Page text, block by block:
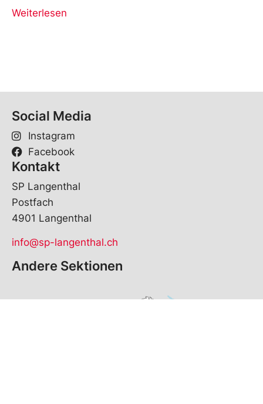
Weiterlesen
Social Media
Instagram
Facebook
Kontakt
SP Langenthal
Postfach
4901 Langenthal
info@sp-langenthal.ch
Andere Sektionen